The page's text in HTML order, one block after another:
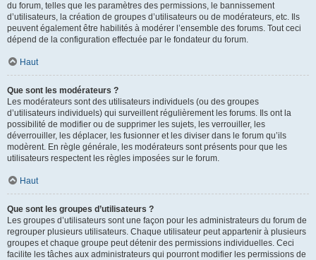
du forum, telles que les paramètres des permissions, le bannissement
d’utilisateurs, la création de groupes d’utilisateurs ou de modérateurs, etc. Ils
peuvent également être habilités à modérer l’ensemble des forums. Tout ceci
dépend de la configuration effectuée par le fondateur du forum.
Haut
Que sont les modérateurs ?
Les modérateurs sont des utilisateurs individuels (ou des groupes
d’utilisateurs individuels) qui surveillent régulièrement les forums. Ils ont la
possibilité de modifier ou de supprimer les sujets, les verrouiller, les
déverrouiller, les déplacer, les fusionner et les diviser dans le forum qu’ils
modèrent. En règle générale, les modérateurs sont présents pour que les
utilisateurs respectent les règles imposées sur le forum.
Haut
Que sont les groupes d’utilisateurs ?
Les groupes d’utilisateurs sont une façon pour les administrateurs du forum de
regrouper plusieurs utilisateurs. Chaque utilisateur peut appartenir à plusieurs
groupes et chaque groupe peut détenir des permissions individuelles. Ceci
facilite les tâches aux administrateurs qui pourront modifier les permissions de